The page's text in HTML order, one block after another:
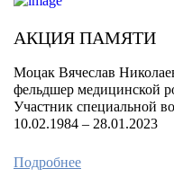
АКЦИЯ ПАМЯТИ
Моцак Вячеслав
фельдшер медицинской
Участник специальной
10.02.1984 – 28.01.2023
Подробнее